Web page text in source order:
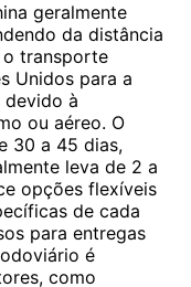
geralmente
da distância
transporte
Unidos para a
devido à
ou aéreo. O
30 a 45 dias,
leva de 2 a
opções flexíveis
de cada
para entregas
é
como